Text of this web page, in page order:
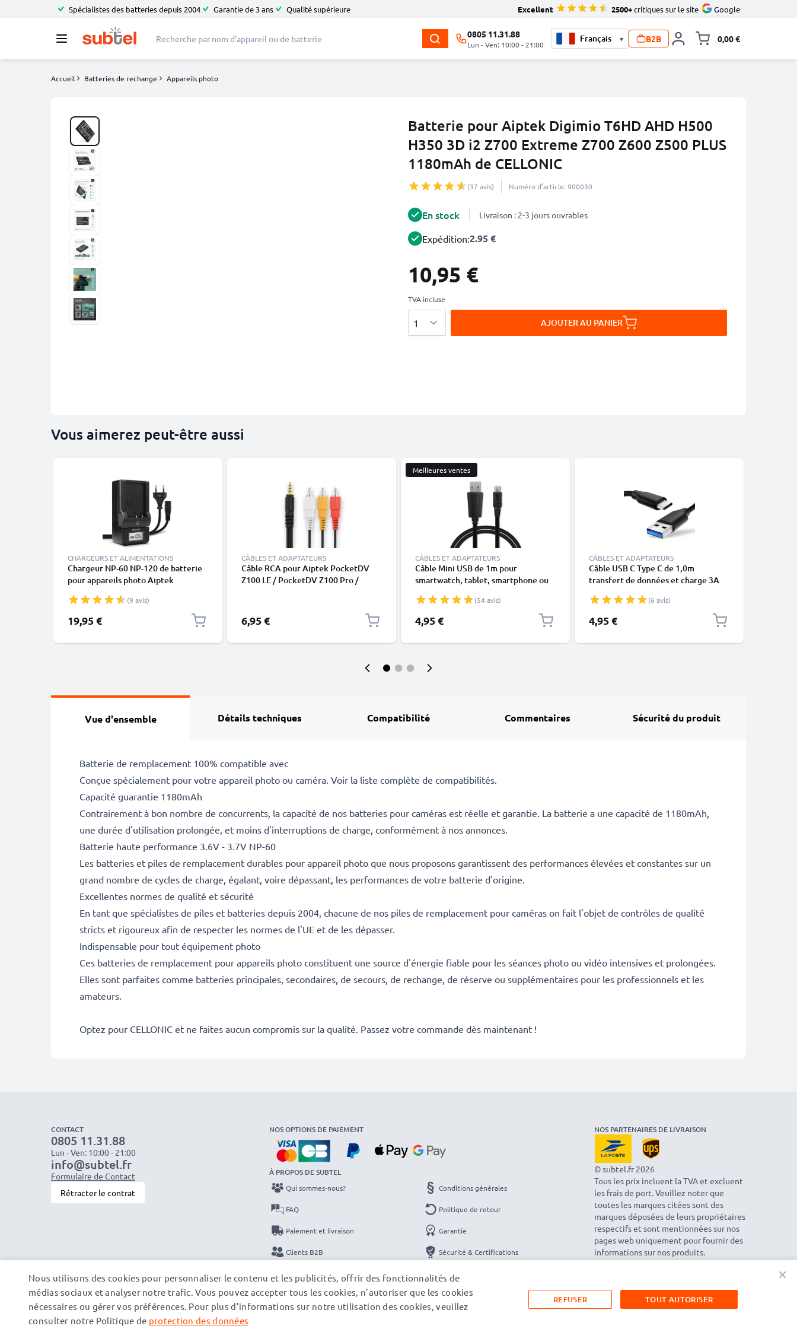
Spécialistes des batteries depuis 2004 Garantie de 3 ans Qualité supérieure Excellent 2500+critiques sur le site Google
0805 11.31.88
Lun - Ven: 10:00 - 21:00
▾ B2B 0,00 €
Accueil Batteries de rechange Appareils photo
Batterie pour Aiptek Digimio T6HD AHD H500
H350 3D i2 Z700 Extreme Z700 Z600 Z500 PLUS
1180mAh de CELLONIC
(37 avis) Numéro d’article: 900030
En stock Livraison : 2-3 jours ouvrables
Expédition:2.95 €
10,95 €
TVA incluse
AJOUTER AU PANIER
Vous aimerez peut-être aussi
CHARGEURS ET ALIMENTATIONS
Chargeur NP-60 NP-120 de batterie
pour appareils photo Aiptek
PocketDV 5700 8700 8800 LE DDV-
V1 H100 T200 Z100 LE / Pro
de CELLONIC
(9 avis)
19,95 €
CÂBLES ET ADAPTATEURS
Câble RCA pour Aiptek PocketDV
Z100 LE / PocketDV Z100 Pro /
RCA, Câble Audio-Vidéo Composite
pour TV, DVD, Blu-Ray, Caméra,
6,95 €
Meilleures ventes
CÂBLES ET ADAPTATEURS
Câble Mini USB de 1m pour
smartwatch, tablet, smartphone ou
PVC
(54 avis)
4,95 €
CÂBLES ET ADAPTATEURS
Câble USB C Type C de 1,0m
transfert de données et charge 3A
(6 avis)
4,95 €
Vue d'ensemble Détails techniques Compatibilité Commentaires Sécurité du produit
Batterie de remplacement 100% compatible avec
Conçue spécialement pour votre appareil photo ou caméra. Voir la liste complète de compatibilités.
Capacité guarantie 1180mAh
Contrairement à bon nombre de concurrents, la capacité de nos batteries pour caméras est réelle et garantie. La batterie a une capacité de 1180mAh,
une durée d'utilisation prolongée, et moins d'interruptions de charge, conformément à nos annonces.
Batterie haute performance 3.6V - 3.7V NP-60
Les batteries et piles de remplacement durables pour appareil photo que nous proposons garantissent des performances élevées et constantes sur un
grand nombre de cycles de charge, égalant, voire dépassant, les performances de votre batterie d'origine.
Excellentes normes de qualité et sécurité
En tant que spécialistes de piles et batteries depuis 2004, chacune de nos piles de remplacement pour caméras on fait l'objet de contrôles de qualité
stricts et rigoureux afin de respecter les normes de l'UE et de les dépasser.
Indispensable pour tout équipement photo
Ces batteries de remplacement pour appareils photo constituent une source d'énergie fiable pour les séances photo ou vidéo intensives et prolongées.
Elles sont parfaites comme batteries principales, secondaires, de secours, de rechange, de réserve ou supplémentaires pour les professionnels et les
amateurs.
Optez pour CELLONIC et ne faites aucun compromis sur la qualité. Passez votre commande dès maintenant !
CONTACT
0805 11.31.88
Lun - Ven: 10:00 - 21:00
info@subtel.fr
Formulaire de Contact
Rétracter le contrat
NOS OPTIONS DE PAIEMENT
À PROPOS DE SUBTEL
Qui sommes-nous?
FAQ
Paiement et livraison
Clients B2B
Catalogues
Contact
Conditions générales
Politique de retour
Garantie
Sécurité & Certifications
Protection des données
Mentions légales
NOS PARTENAIRES DE LIVRAISON
© subtel.fr 2026
Tous les prix incluent la TVA et excluent
les frais de port. Veuillez noter que
toutes les marques citées sont des
marques déposées de leurs propriétaires
respectifs et sont mentionnées sur nos
pages web uniquement pour fournir des
informations sur nos produits.
×
Nous utilisons des cookies pour personnaliser le contenu et les publicités, offrir des fonctionnalités de
médias sociaux et analyser notre trafic. Vous pouvez accepter tous les cookies, n’autoriser que les cookies
nécessaires ou gérer vos préférences. Pour plus d’informations sur notre utilisation des cookies, veuillez
consulter notre Politique de protection des données
TOUT AUTORISER
REFUSER